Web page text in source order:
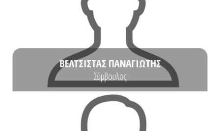
ΒΕΛΤΣΙΣΤΑΣ ΠΑΝΑΓΙΩΤΗΣ
Σύμβουλος
πληροφορικής, επικοινωνιών και πληροφοριακών συστημάτων. Έχει
λάβει Δίπλωμα Ηλεκτρολόγου Μηχανικού και Μηχανικού Υπολογιστών